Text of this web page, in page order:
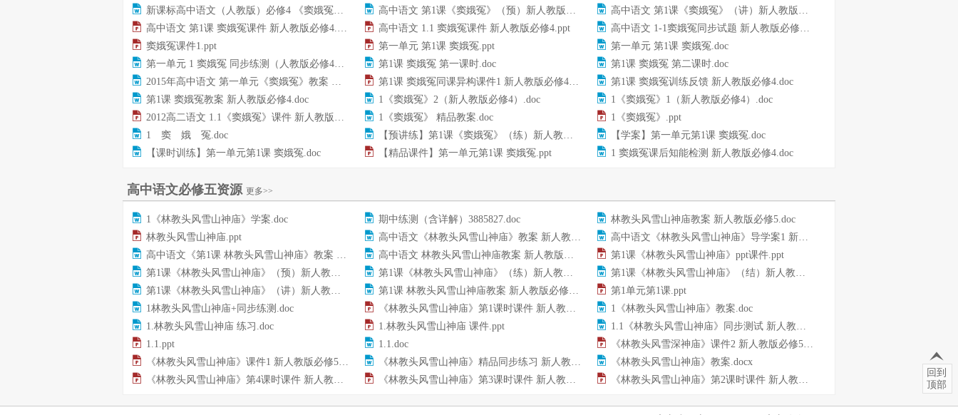
新课标高中语文（人教版）必修4 《窦娥冤》教案.docx
高中语文 第1课《窦娥冤》（预）新人教版必修4.doc
高中语文 第1课《窦娥冤》（讲）新人教版必修4.doc
高中语文 第1课 窦娥冤课件 新人教版必修4.ppt
高中语文 1.1 窦娥冤课件 新人教版必修4.ppt
高中语文 1-1窦娥冤同步试题 新人教版必修4 .doc
窦娥冤课件1.ppt
第一单元 第1课 窦娥冤.ppt
第一单元 第1课 窦娥冤.doc
第一单元 1 窦娥冤 同步练测（人教版必修4）.doc
第1课 窦娥冤 第一课时.doc
第1课 窦娥冤 第二课时.doc
2015年高中语文 第一单元《窦娥冤》教案 新人教版必修4.doc
第1课 窦娥冤同课异构课件1 新人教版必修4.ppt
第1课 窦娥冤训练反馈 新人教版必修4.doc
第1课 窦娥冤教案 新人教版必修4.doc
1《窦娥冤》2（新人教版必修4）.doc
1《窦娥冤》1（新人教版必修4）.doc
2012高二语文 1.1《窦娥冤》课件 新人教版必修4.ppt
1《窦娥冤》 精品教案.doc
1《窦娥冤》.ppt
1 窦 娥 冤.doc
【预讲练】第1课《窦娥冤》（练）新人教版必修4.doc
【学案】第一单元第1课 窦娥冤.doc
【课时训练】第一单元第1课 窦娥冤.doc
【精品课件】第一单元第1课 窦娥冤.ppt 1 窦娥冤课后知能检测 新人教版必修4.doc
高中语文必修五资源 更多>>
1《林教头风雪山神庙》学案.doc 期中练测（含详解）3885827.doc
林教头风雪山神庙教案 新人教版必修5.doc
林教头风雪山神庙.ppt
高中语文《林教头风雪山神庙》教案 新人教版必修51.doc
高中语文《林教头风雪山神庙》导学案1 新人教版必修51.doc
高中语文《第1课 林教头风雪山神庙》教案 新人教版必修5.doc
高中语文 林教头风雪山神庙教案 新人教版必修5.doc
第1课《林教头风雪山神庙》ppt课件.ppt
第1课《林教头风雪山神庙》（预）新人教版必修5.doc
第1课《林教头风雪山神庙》（练）新人教版必修5.doc
第1课《林教头风雪山神庙》（结）新人教版必修5.doc
第1课《林教头风雪山神庙》（讲）新人教版必修5.doc
第1课 林教头风雪山神庙教案 新人教版必修5.doc
第1单元第1课.ppt
1林教头风雪山神庙+同步练测.doc
《林教头风雪山神庙》第1课时课件 新人教版必修5.ppt
1《林教头风雪山神庙》教案.doc
1.林教头风雪山神庙 练习.doc
1.林教头风雪山神庙 课件.ppt
1.1《林教头风雪山神庙》同步测试 新人教版必修5.doc
1.1.ppt
1.1.doc
《林教头风雪深神庙》课件2 新人教版必修5.ppt
《林教头风雪山神庙》课件1 新人教版必修5.ppt
《林教头风雪山神庙》精品同步练习 新人教版必修5.doc
《林教头风雪山神庙》教案.docx
《林教头风雪山神庙》第4课时课件 新人教版必修5.ppt
《林教头风雪山神庙》第3课时课件 新人教版必修5.ppt 《林教头风雪山神庙》第2课时课件 新人教版必修5.ppt
回到
顶部